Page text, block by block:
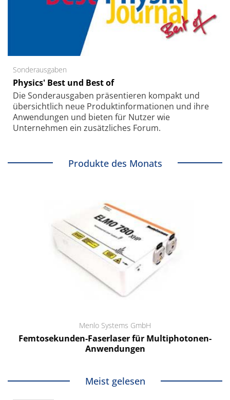
Sonderausgaben
Physics' Best und Best of
Die Sonder­ausgaben präsentieren kompakt und
übersichtlich neue Produkt­informationen und ihre
Anwendungen und bieten für Nutzer wie
Unternehmen ein zusätzliches Forum.
Produkte des Monats
Menlo Systems GmbH
Femtosekunden-Faserlaser für Multiphotonen-
Anwendungen
Meist gelesen